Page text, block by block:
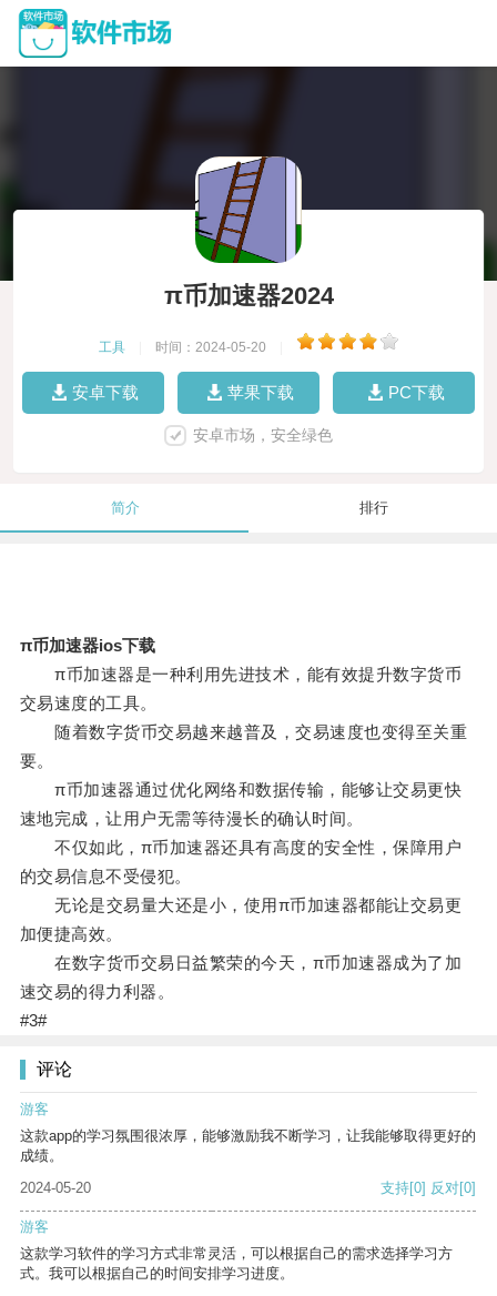
π币加速器2024
工具 时间：2024-05-20
安卓下载 苹果下载 PC下载
安卓市场，安全绿色
简介 排行
π币加速器ios下载
π币加速器是一种利用先进技术，能有效提升数字货币
交易速度的工具。
随着数字货币交易越来越普及，交易速度也变得至关重
要。
π币加速器通过优化网络和数据传输，能够让交易更快
速地完成，让用户无需等待漫长的确认时间。
不仅如此，π币加速器还具有高度的安全性，保障用户
的交易信息不受侵犯。
无论是交易量大还是小，使用π币加速器都能让交易更
加便捷高效。
在数字货币交易日益繁荣的今天，π币加速器成为了加
速交易的得力利器。
#3#
评论
游客
这款app的学习氛围很浓厚，能够激励我不断学习，让我能够取得更好的
成绩。
2024-05-20
支持[0] 反对[0]
游客
这款学习软件的学习方式非常灵活，可以根据自己的需求选择学习方
式。我可以根据自己的时间安排学习进度。